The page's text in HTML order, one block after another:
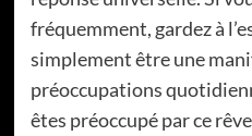
fréquemment, gardez à
simplement être une
préoccupations
êtes préoccupé par ce